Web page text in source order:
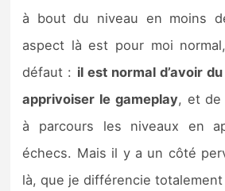
à bout du niveau en moins
aspect là est pour moi
défaut : il est normal d’avoir
apprivoiser le gameplay, et de
à parcours les niveaux en
échecs. Mais il y a un côté
là, que je différencie